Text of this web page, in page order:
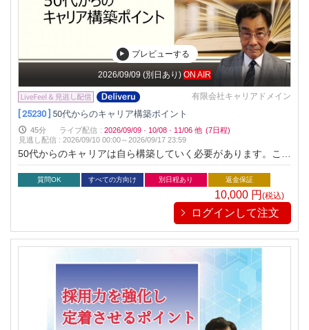
プレビューする
2026/09/09 (別日あり) ON AIR
有限会社キャリアドメイン
[ 25230 ] 50代からのキャリア構築ポイント
45分 ライブ配信 : 2026/09/09 · 10/08 · 11/06 他 (7日程)
見逃し配信 :2026/09/10 00:00～2026/09/17 23:59
50代からのキャリアは自ら構築していく必要があります。これ
までの経験から自分自身の強みや仕事価値観を認識して、今後
のキャリアについて考えてみてください。
質問OK すべての方向け 別日程あり 返金保証
10,000 円(税込)
ログインして注文